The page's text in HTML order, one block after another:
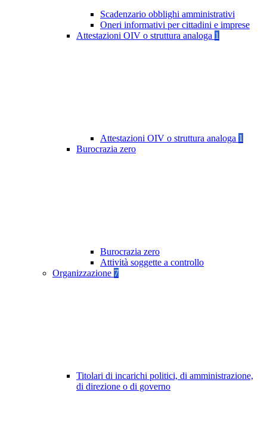
Scadenzario obblighi amministrativi
Oneri informativi per cittadini e imprese
Attestazioni OIV o struttura analoga 1
Attestazioni OIV o struttura analoga 1
Burocrazia zero
Burocrazia zero
Attività soggette a controllo
Organizzazione 7
Titolari di incarichi politici, di amministrazione,
di direzione o di governo